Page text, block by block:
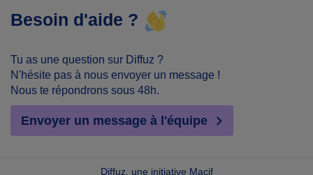
Besoin d'aide ?
Tu as une question sur Diffuz ?
N'hésite pas à nous envoyer un message !
Nous te répondrons sous 48h.
Envoyer un message à l'équipe
Diffuz, une initiative Macif